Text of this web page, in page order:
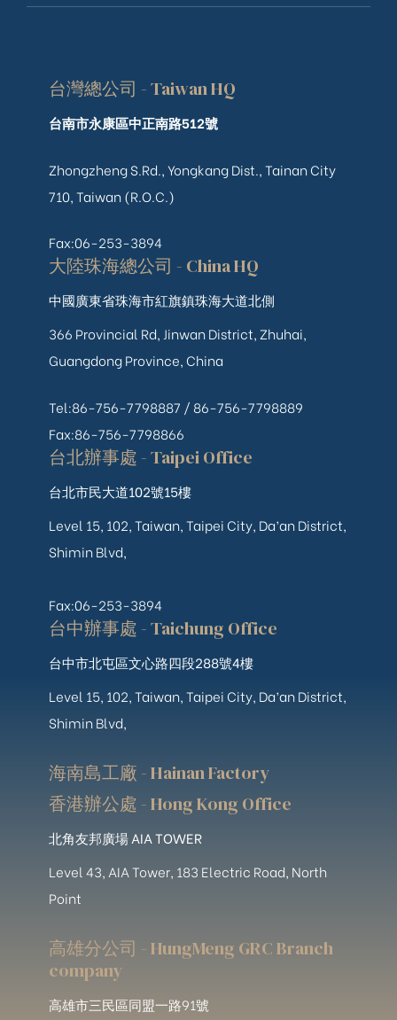
台灣總公司 - Taiwan HQ
台南市永康區中正南路512號
Zhongzheng S.Rd., Yongkang Dist., Tainan City
710, Taiwan (R.O.C.)
Fax:06-253-3894
大陸珠海總公司 - China HQ
中國廣東省珠海市紅旗鎮珠海大道北側
366 Provincial Rd, Jinwan District, Zhuhai,
Guangdong Province, China
Tel:86-756-7798887 / 86-756-7798889
Fax:86-756-7798866
台北辦事處 - Taipei Office
台北市民大道102號15樓
Level 15, 102, Taiwan, Taipei City, Da’an District,
Shimin Blvd,
Fax:06-253-3894
台中辦事處 - Taichung Office
台中市北屯區文心路四段288號4樓
Level 15, 102, Taiwan, Taipei City, Da’an District,
Shimin Blvd,
海南島工廠 - Hainan Factory
香港辦公處 - Hong Kong Office
北角友邦廣場 AIA TOWER
Level 43, AIA Tower, 183 Electric Road, North
Point
高雄分公司 - HungMeng GRC Branch
company
高雄市三民區同盟一路91號